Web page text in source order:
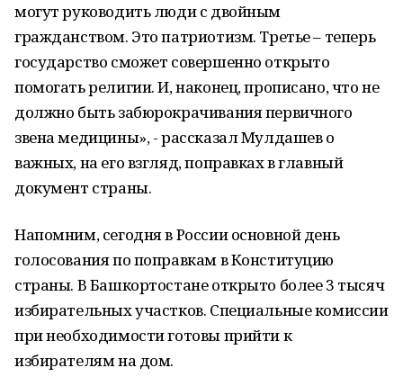
могут руководить люди с двойным
гражданством. Это патриотизм. Третье – теперь
государство сможет совершенно открыто
помогать религии. И, наконец, прописано, что не
должно быть забюрокрачивания первичного
звена медицины», - рассказал Мулдашев о
важных, на его взгляд, поправках в главный
документ страны.
Напомним, сегодня в России основной день
голосования по поправкам в Конституцию
страны. В Башкортостане открыто более 3 тысяч
избирательных участков. Специальные комиссии
при необходимости готовы прийти к
избирателям на дом.